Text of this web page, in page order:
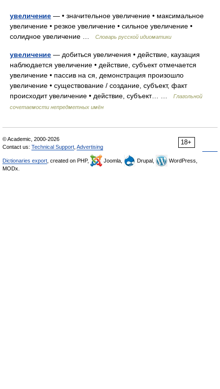
увеличение — • значительное увеличение • максимальное
увеличение • резкое увеличение • сильное увеличение •
солидное увеличение …
Словарь русской идиоматики
увеличение — добиться увеличения • действие, каузация
наблюдается увеличение • действие, субъект отмечается
увеличение • пассив на ся, демонстрация произошло
увеличение • существование / создание, субъект, факт
происходит увеличение • действие, субъект… …
Глагольной
сочетаемости непредметных имён
18+
© Academic, 2000-2026
Contact us: Technical Support Advertising
Dictionaries export , created on PHP, Joomla, Drupal,
WordPress,
MODx.